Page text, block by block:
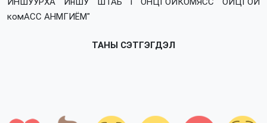
ТАНЫ СЭТГЭГДЭЛ